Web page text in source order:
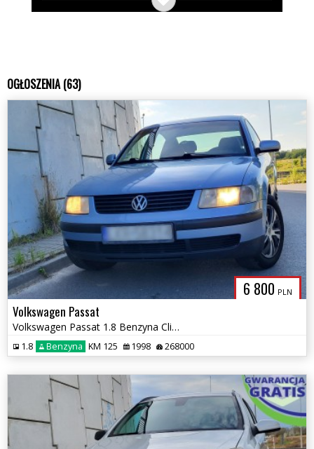
OGŁOSZENIA (63)
6 800 PLN
Volkswagen Passat
Volkswagen Passat 1.8 Benzyna Climatronic Zarejestrowany ZAMIANA!
1.8 Benzyna KM 125 1998 268000